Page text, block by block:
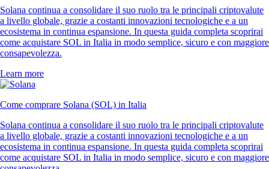
Solana continua a consolidare il suo ruolo tra le principali criptovalute
a livello globale, grazie a costanti innovazioni tecnologiche e a un
ecosistema in continua espansione. In questa guida completa scoprirai
come acquistare SOL in Italia in modo semplice, sicuro e con maggiore
consapevolezza.
Learn more
Come comprare Solana (SOL) in Italia
Solana continua a consolidare il suo ruolo tra le principali criptovalute
a livello globale, grazie a costanti innovazioni tecnologiche e a un
ecosistema in continua espansione. In questa guida completa scoprirai
come acquistare SOL in Italia in modo semplice, sicuro e con maggiore